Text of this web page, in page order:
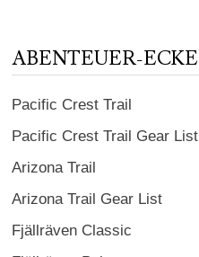
ABENTEUER-ECKE
Pacific Crest Trail
Pacific Crest Trail Gear List
Arizona Trail
Arizona Trail Gear List
Fjällräven Classic